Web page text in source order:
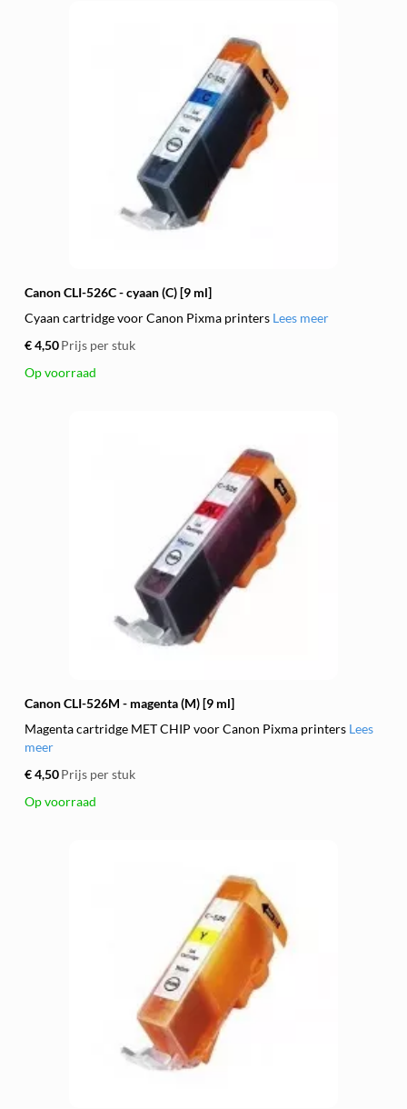
Canon CLI-526C - cyaan (C) [9 ml]
Cyaan cartridge voor Canon Pixma printers Lees meer
€ 4,50Prijs per stuk
Op voorraad
Canon CLI-526M - magenta (M) [9 ml]
Magenta cartridge MET CHIP voor Canon Pixma printers Lees
meer
€ 4,50Prijs per stuk
Op voorraad